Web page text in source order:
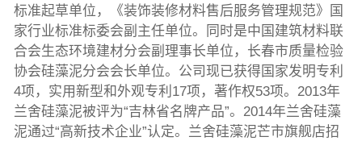
标准起草单位，《装饰装修材料售后服务管理规范》国
家行业标准标委会副主任单位。同时是中国建筑材料联
合会生态环境建材分会副理事长单位，长春市质量检验
协会硅藻泥分会会长单位。公司现已获得国家发明专利
4项，实用新型和外观专利17项，著作权53项。2013年
兰舍硅藻泥被评为“吉林省名牌产品”。2014年兰舍硅藻
泥通过“高新技术企业”认定。兰舍硅藻泥芒市旗舰店招